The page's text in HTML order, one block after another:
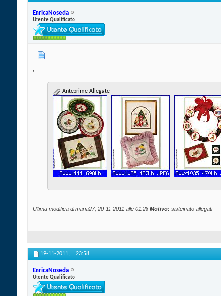
EnricaNoseda
Utente Qualificato
,
Anteprime Allegate
Ultima modifica di maria27; 20-11-2011 alle 01:28 Motivo: sistemato allegati
19-11-2011, 23:58
EnricaNoseda
Utente Qualificato